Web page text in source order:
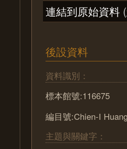
連結到原始資料
後設資料
資料識別：
標本館號:116675
編目號:Chien-I
主題與關鍵字：